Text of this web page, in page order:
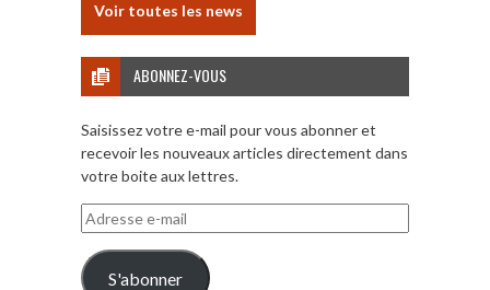
Voir toutes les news
ABONNEZ-VOUS
Saisissez votre e-mail pour vous abonner et
recevoir les nouveaux articles directement dans
votre boite aux lettres.
Adresse
e-
mail
S'abonner